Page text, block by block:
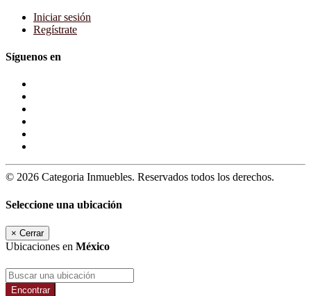
Iniciar sesión
Regístrate
Síguenos en
© 2026 Categoria Inmuebles. Reservados todos los derechos.
Seleccione una ubicación
× Cerrar
Ubicaciones en México
Encontrar